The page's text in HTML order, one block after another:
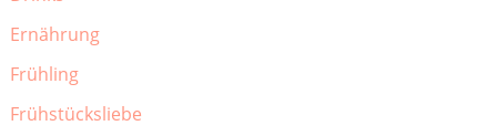
Ernährung
Frühling
Frühstücksliebe